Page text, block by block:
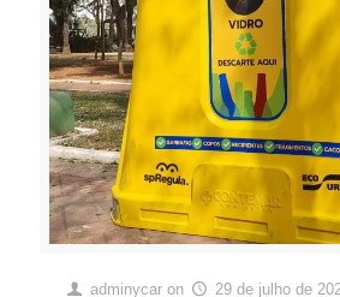
adminycar on 29 de julho de